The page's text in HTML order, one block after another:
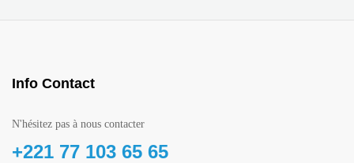
Info Contact
N'hésitez pas à nous contacter
+221 77 103 65 65